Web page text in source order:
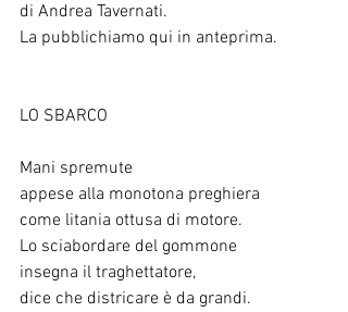
di Andrea Tavernati.
La pubblichiamo qui in anteprima.
LO SBARCO
Mani spremute
appese alla monotona preghiera
come litania ottusa di motore.
Lo sciabordare del gommone
insegna il traghettatore,
dice che districare è da grandi.